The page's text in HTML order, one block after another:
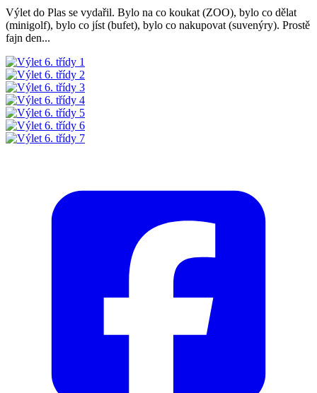
Výlet do Plas se vydařil. Bylo na co koukat (ZOO), bylo co dělat
(minigolf), bylo co jíst (bufet), bylo co nakupovat (suvenýry). Prostě
fajn den...